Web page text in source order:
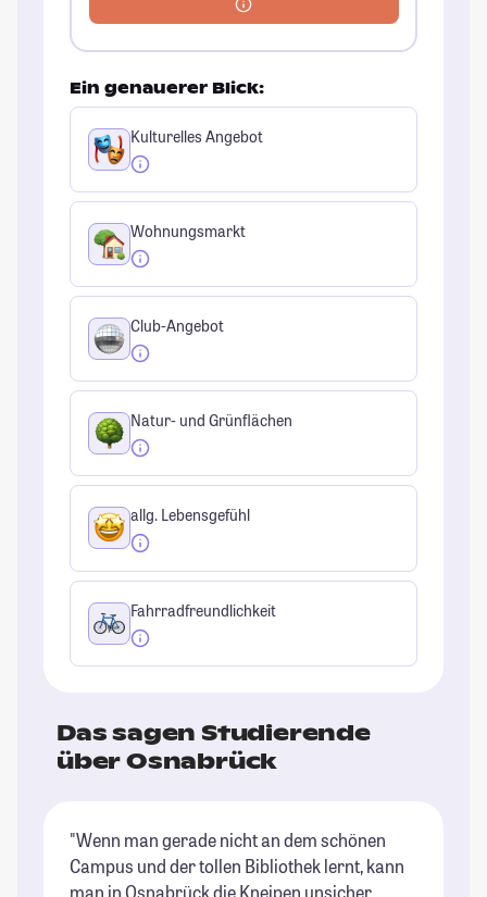
Ein genauerer Blick:
Kulturelles Angebot
Wohnungsmarkt
Club-Angebot
Natur- und Grünflächen
allg. Lebensgefühl
Fahrradfreundlichkeit
Das sagen Studierende
über Osnabrück
"Wenn man gerade nicht an dem schönen
Campus und der tollen Bibliothek lernt, kann
man in Osnabrück die Kneipen unsicher